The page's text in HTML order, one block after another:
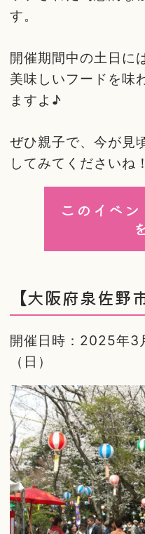
す。
開催期間中の土日に
美味しいフードを味
ますよ♪
ぜひ親子で、今が見
してみてくださいね！
このイベ
【大阪府泉佐野
開催日時：2025年3
（日）